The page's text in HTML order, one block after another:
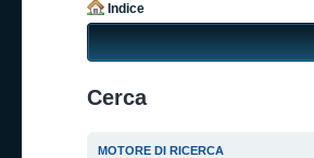
Indice
Cerca
MOTORE DI RICERCA